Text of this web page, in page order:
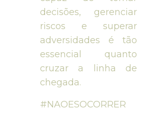
decisões, gerenciar
riscos e superar
adversidades é tão
essencial quanto
cruzar a linha de
chegada.
#NAOESOCORRER